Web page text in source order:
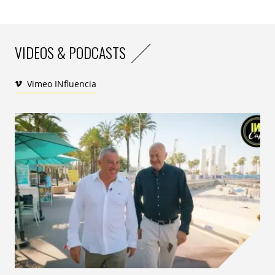
VIDEOS & PODCASTS
Vimeo INfluencia